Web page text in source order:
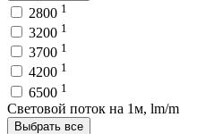
2800 1
3200 1
3700 1
4200 1
6500 1
Световой поток на 1м, lm/m
Выбрать все